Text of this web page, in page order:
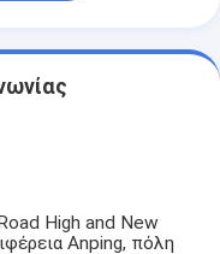
High and New
Anping, πόλη